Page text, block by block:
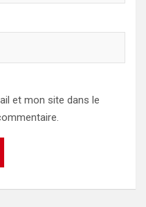
et mon site dans le